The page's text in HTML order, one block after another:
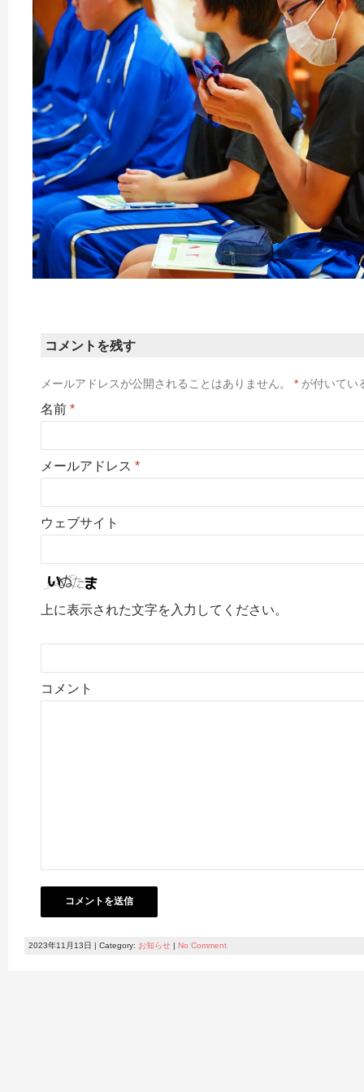
コメントを残す
メールアドレスが公開されることはありません。 * が付いてい
名前 *
メールアドレス *
ウェブサイト
上に表示された文字を入力してください。
コメント
2023年11月13日 | Category: お知らせ | No Comment